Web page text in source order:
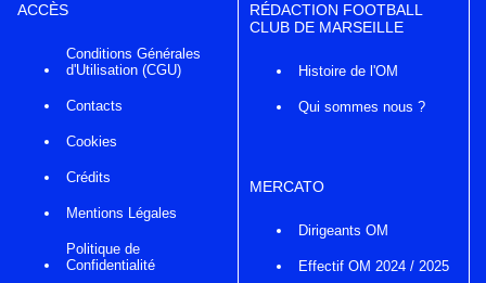
ACCÈS
Conditions Générales
d'Utilisation (CGU)
Contacts
Cookies
Crédits
Mentions Légales
Politique de
Confidentialité
RÉDACTION FOOTBALL
CLUB DE MARSEILLE
Histoire de l'OM
Qui sommes nous ?
MERCATO
Dirigeants OM
Effectif OM 2024 / 2025